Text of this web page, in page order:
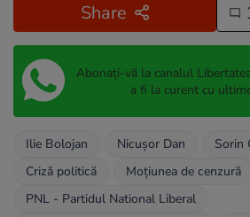
Share
Abonați-vă la canalul
a fi la curent cu
Ilie Bolojan Nicușor Dan
Sorin
Criză politică
Moțiunea de cenzură
PNL - Partidul National Liberal